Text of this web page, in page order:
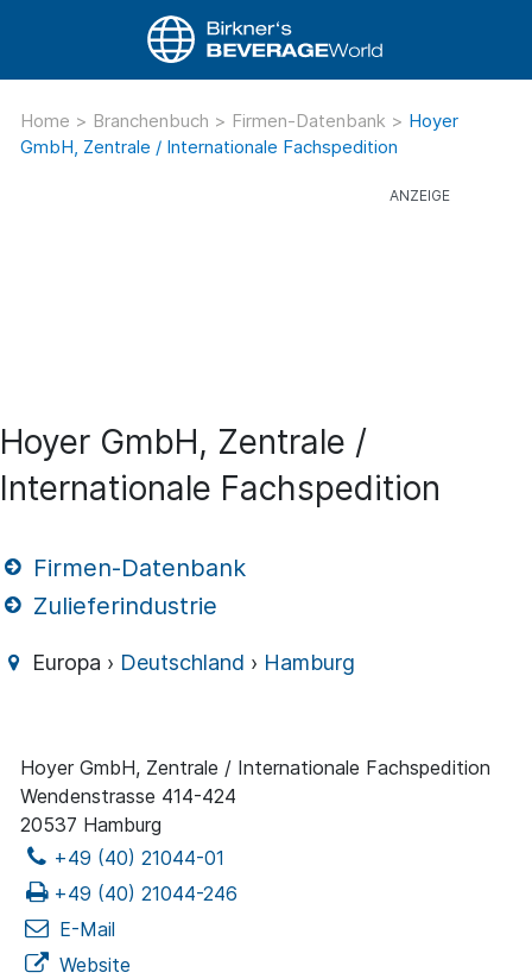
Home > Branchenbuch > Firmen-Datenbank > Hoyer
GmbH, Zentrale / Internationale Fachspedition
Hoyer GmbH, Zentrale /
Internationale Fachspedition
Firmen-Datenbank
Zulieferindustrie
Europa › Deutschland › Hamburg
Hoyer GmbH, Zentrale / Internationale Fachspedition
Wendenstrasse 414-424
20537 Hamburg
+49 (40) 21044-01
+49 (40) 21044-246
E-Mail
Website